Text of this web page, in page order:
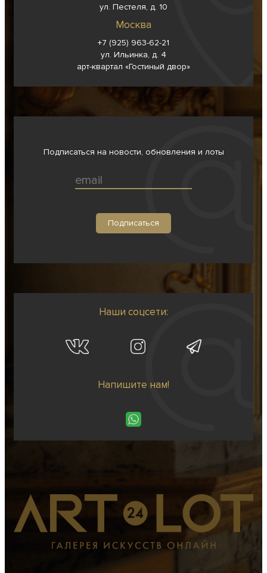
ул. Пестеля, д. 10
Москва
+7 (925) 963-62-21
ул. Ильинка, д. 4
арт-квартал «Гостиный двор»
Подписаться на новости, обновления и лоты
Наши соцсети:
Напишите нам!